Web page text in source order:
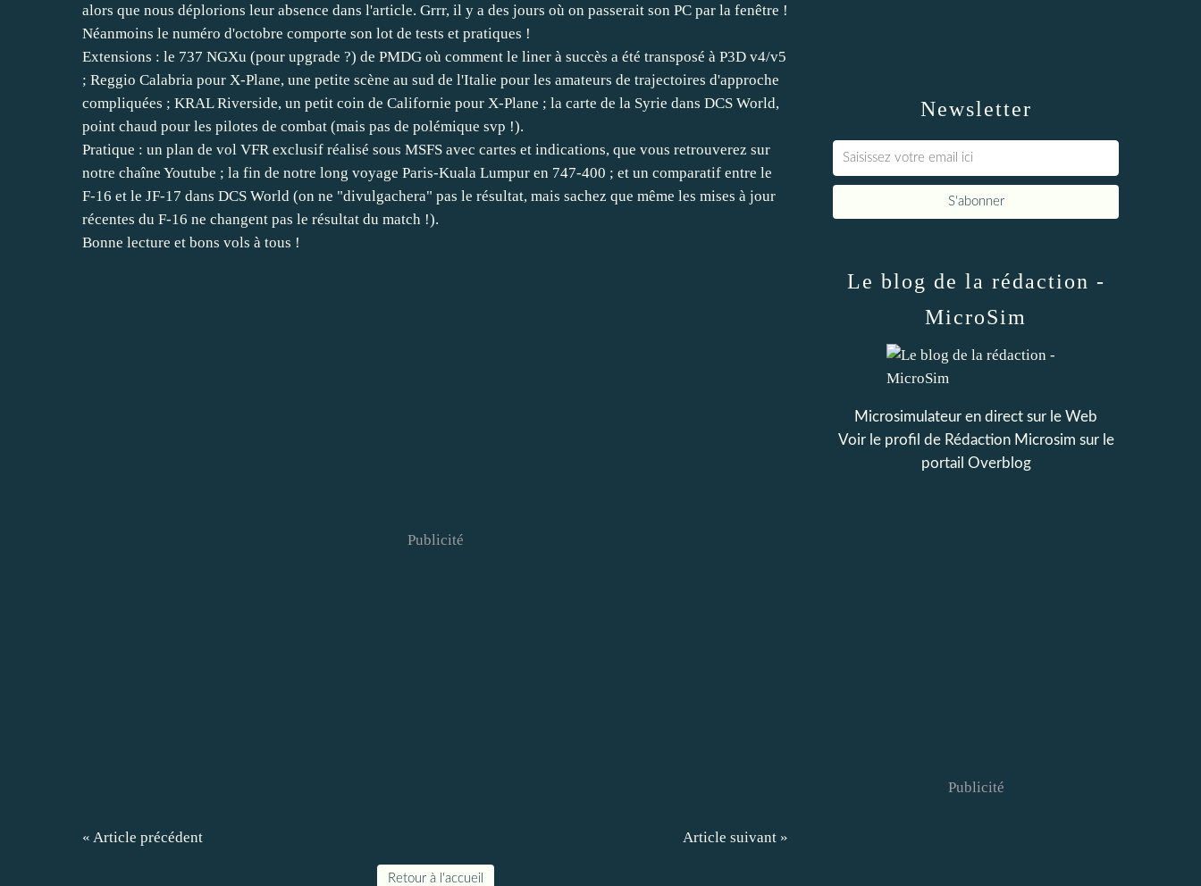
alors que nous déplorions leur absence dans l'article. Grrr, il y a des jours où on passerait son PC par la fenêtre !
Néanmoins le numéro d'octobre comporte son lot de tests et pratiques !
Extensions : le 737 NGXu (pour upgrade ?) de PMDG où comment le liner à succès a été transposé à P3D v4/v5
; Reggio Calabria pour X-Plane, une petite scène au sud de l'Italie pour les amateurs de trajectoires d'approche
compliquées ; KRAL Riverside, un petit coin de Californie pour X-Plane ; la carte de la Syrie dans DCS World,
point chaud pour les pilotes de combat (mais pas de polémique svp !).
Pratique : un plan de vol VFR exclusif réalisé sous MSFS avec cartes et indications, que vous retrouverez sur
notre chaîne Youtube ; la fin de notre long voyage Paris-Kuala Lumpur en 747-400 ; et un comparatif entre le
F-16 et le JF-17 dans DCS World (on ne "divulgachera" pas le résultat, mais sachez que même les mises à jour
récentes du F-16 ne changent pas le résultat du match !).
Bonne lecture et bons vols à tous !
Publicité
« Article précédent Article suivant »
Retour à l'accueil
Newsletter
Le blog de la rédaction -
MicroSim
Microsimulateur en direct sur le Web
Voir le profil de Rédaction Microsim sur le
portail Overblog
Publicité